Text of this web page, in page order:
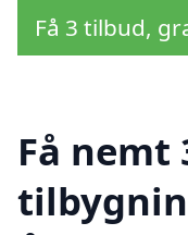
Få 3 tilbud,
Få nemt